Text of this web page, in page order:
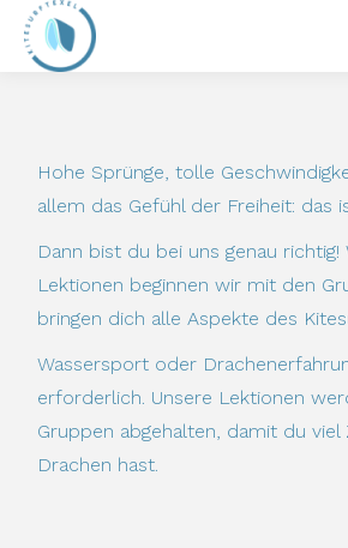
Hohe Sprünge, tolle
allem das Gefühl der Freiheit: das
Dann bist du bei uns genau richtig!
Lektionen beginnen wir mit den
bringen dich alle Aspekte des
Wassersport oder
erforderlich. Unsere Lektionen
Gruppen abgehalten, damit du
Drachen hast.